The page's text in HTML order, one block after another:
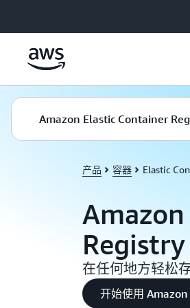
Amazon Elastic Container
产品 容器 Elastic
Registry
在任何地方轻松
开始使用 Amazon